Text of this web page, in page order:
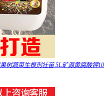
树蔬菜生根剂壮苗 5L矿源黄腐酸钾10